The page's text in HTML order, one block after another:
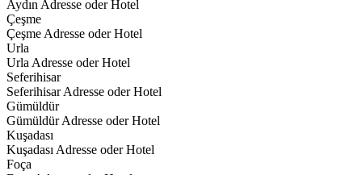
Aydın Adresse oder Hotel
Çeşme
Çeşme Adresse oder Hotel
Urla
Urla Adresse oder Hotel
Seferihisar
Seferihisar Adresse oder Hotel
Gümüldür
Gümüldür Adresse oder Hotel
Kuşadası
Kuşadası Adresse oder Hotel
Foça